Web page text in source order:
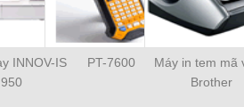
INNOV-IS
950
PT-7600
Máy in tem mã
Brother